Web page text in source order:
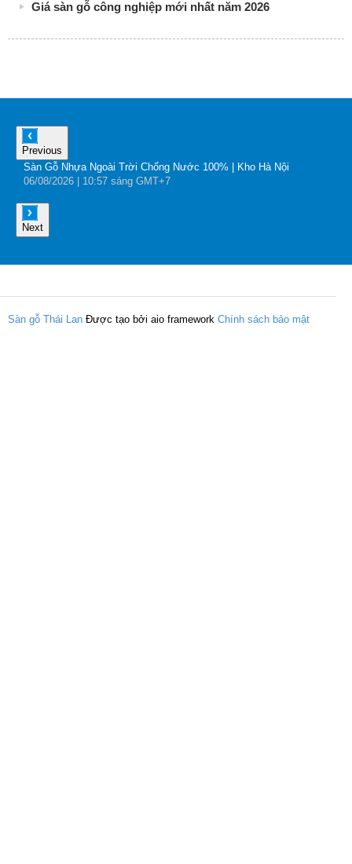
Giá sàn gỗ công nghiệp mới nhất năm 2026
Previous
Sàn Gỗ Nhựa Ngoài Trời Chống Nước 100% | Kho Hà Nội
06/08/2026 | 10:57 sáng GMT+7
Next
Sàn gỗ Thái Lan Được tạo bởi aio framework Chính sách bảo mật